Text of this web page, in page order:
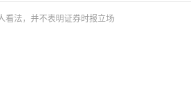
看法，并不表明证券时报立场